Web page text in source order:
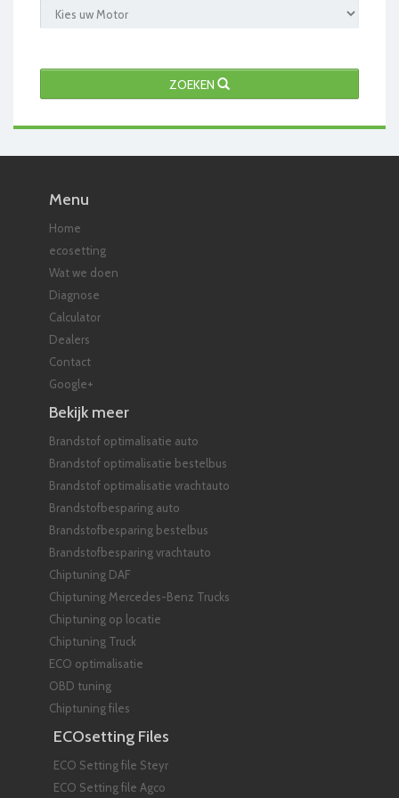
ZOEKEN
Menu
Home
ecosetting
Wat we doen
Diagnose
Calculator
Dealers
Contact
Google+
Bekijk meer
Brandstof optimalisatie auto
Brandstof optimalisatie bestelbus
Brandstof optimalisatie vrachtauto
Brandstofbesparing auto
Brandstofbesparing bestelbus
Brandstofbesparing vrachtauto
Chiptuning DAF
Chiptuning Mercedes-Benz Trucks
Chiptuning op locatie
Chiptuning Truck
ECO optimalisatie
OBD tuning
Chiptuning files
ECOsetting Files
ECO Setting file Steyr
ECO Setting file Agco